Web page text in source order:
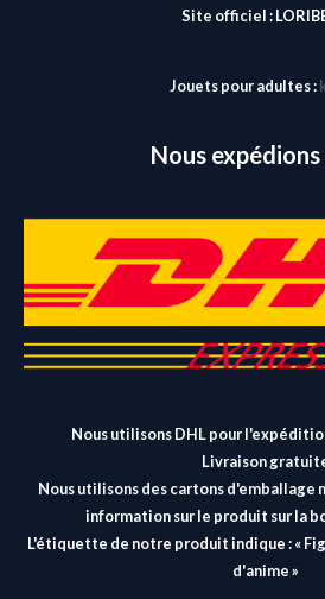
Site officiel :
Jouets pour adultes :
Nous expédions
Nous utilisons DHL pour
Livraison
Nous utilisons des cartons d'emballage
information sur le produit sur la
L'étiquette de notre produit indique : «
d'anime »